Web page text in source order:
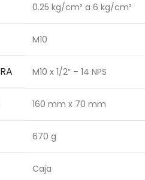
0.25 kg/cm² a 6 kg/cm²
M10
M10 x 1/2″ – 14 NPS
160 mm x 70 mm
670 g
Caja